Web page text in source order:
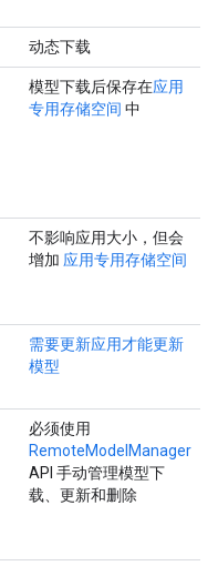
动态下载
模型下载后保存在应用
专用存储空间 中
不影响应用大小，但会
增加 应用专用存储空间
需要更新应用才能更新
模型
必须使用
RemoteModelManager
API 手动管理模型下
载、更新和删除